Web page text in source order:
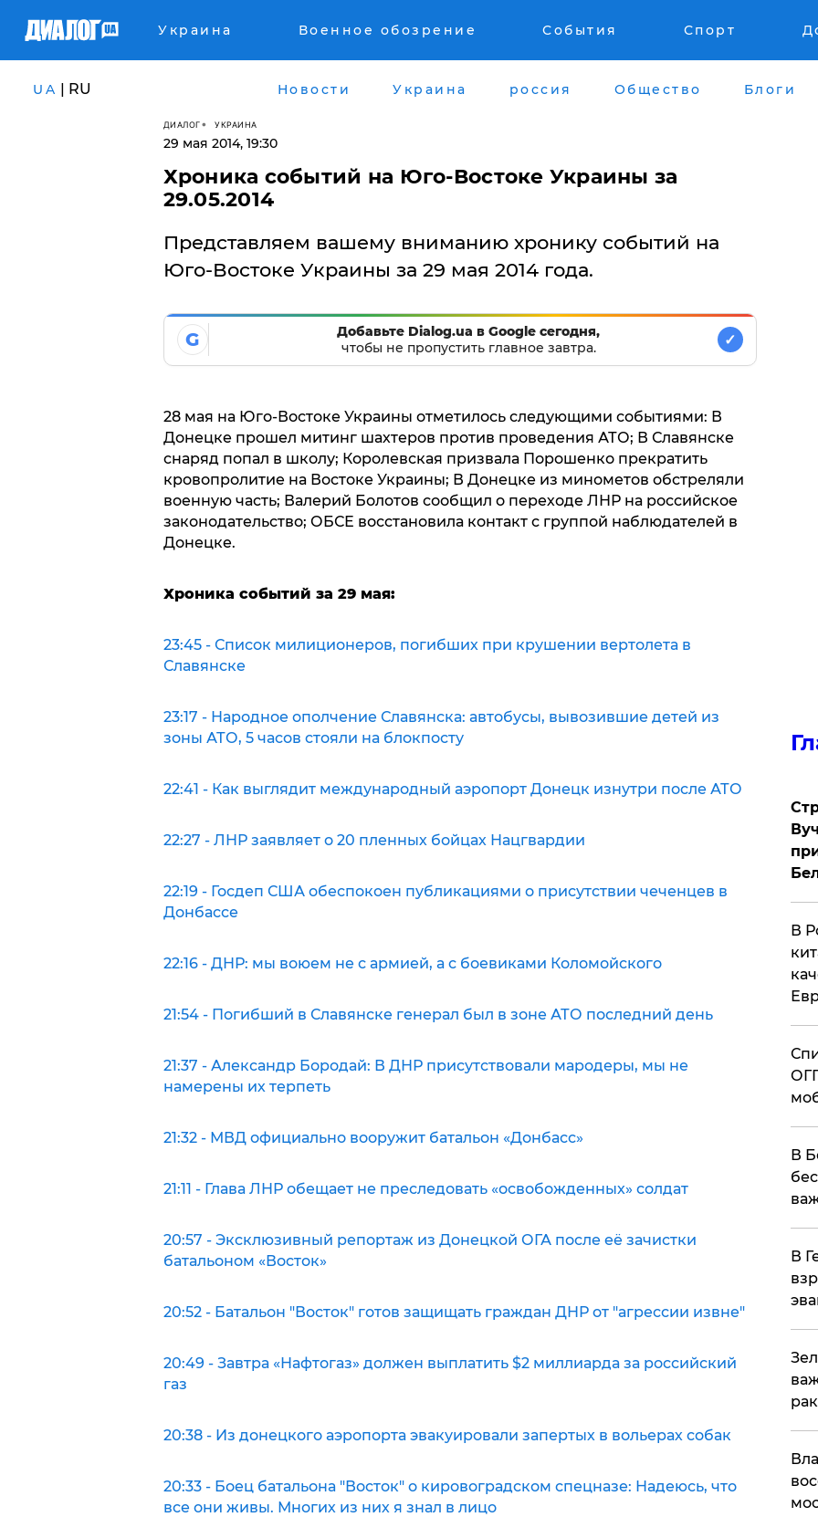
Украина Военное обозрение События Спорт
UA | RU Новости Украина россия Общество Блоги
ДИАЛОГ УКРАИНА
29 мая 2014, 19:30
Хроника событий на Юго-Востоке Украины за
29.05.2014
Представляем вашему вниманию хронику событий на
Юго-Востоке Украины за 29 мая 2014 года.
G
Добавьте Dialog.ua в Google сегодня,
чтобы не пропустить главное завтра.
✓
28 мая на Юго-Востоке Украины отметилось следующими событиями: В
Донецке прошел митинг шахтеров против проведения АТО; В Славянске
снаряд попал в школу; Королевская призвала Порошенко прекратить
кровопролитие на Востоке Украины; В Донецке из минометов обстреляли
военную часть; Валерий Болотов сообщил о переходе ЛНР на российское
законодательство; ОБСЕ восстановила контакт с группой наблюдателей в
Донецке.
Хроника событий за 29 мая:
23:45 - Список милиционеров, погибших при крушении вертолета в
Славянске
23:17 - Народное ополчение Славянска: автобусы, вывозившие детей из
зоны АТО, 5 часов стояли на блокпосту
22:41 - Как выглядит международный аэропорт Донецк изнутри после АТО
22:27 - ЛНР заявляет о 20 пленных бойцах Нацгвардии
22:19 - Госдеп США обеспокоен публикациями о присутствии чеченцев в
Донбассе
22:16 - ДНР: мы воюем не с армией, а с боевиками Коломойского
21:54 - Погибший в Славянске генерал был в зоне АТО последний день
21:37 - Александр Бородай: В ДНР присутствовали мародеры, мы не
намерены их терпеть
21:32 - МВД официально вооружит батальон «Донбасс»
21:11 - Глава ЛНР обещает не преследовать «освобожденных» солдат
20:57 - Эксклюзивный репортаж из Донецкой ОГА после её зачистки
батальоном «Восток»
20:52 - Батальон "Восток" готов защищать граждан ДНР от "агрессии извне"
20:49 - Завтра «Нафтогаз» должен выплатить $2 миллиарда за российский
газ
20:38 - Из донецкого аэропорта эвакуировали запертых в вольерах собак
20:33 - Боец батальона "Восток" о кировоградском спецназе: Надеюсь, что
все они живы. Многих из них я знал в лицо
В
В
В